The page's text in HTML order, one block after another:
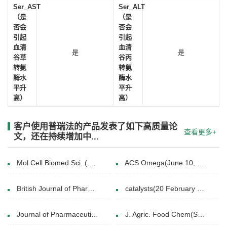
Ser_AST
（是
否会
引起
血清
谷草
转氨
酶水
平升
高）
是
Ser_ALT
（是
否会
引起
血清
谷丙
转氨
酶水
平升
高）
是
客户使用普瑞法的产品发表了如下高质量论
文，还在持续增加中...
查看更多+
Mol Cell Biomed Sci. ( Apr. 2020 ) ACS Omega(June 10, 2024)
British Journal of Pharmacology(17 June 2019) catalysts(20 February 2020)
Journal of Pharmaceutical Analysis(12 May 2025) J. Agric. Food Chem(September 30, 2014)